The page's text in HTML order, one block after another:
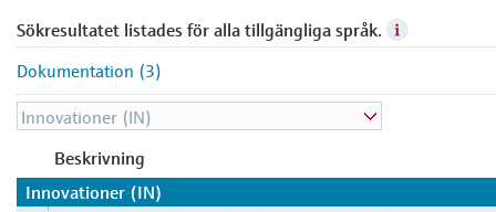
Sökresultatet listades för alla tillgängliga språk.
Dokumentation (3)
Beskrivning
Innovationer (IN)